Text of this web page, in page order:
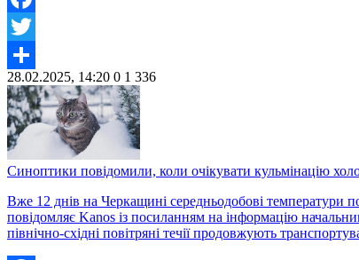
Facebook
Twitter
Share
28.02.2025, 14:20 0 1 336
Синоптики повідомили, коли очікувати кульмінацію
Вже 12 днів на Черкащині середньодобові температури
повідомляє Kanos із посиланням на інформацію
північно-східні повітряні течії продовжують